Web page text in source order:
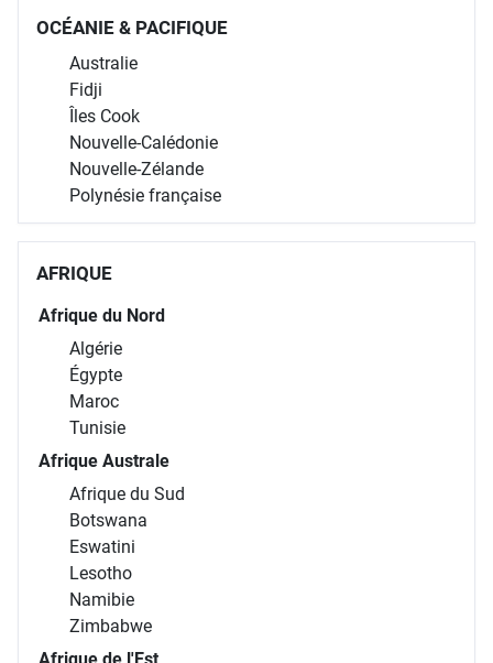
OCÉANIE & PACIFIQUE
Australie
Fidji
Îles Cook
Nouvelle-Calédonie
Nouvelle-Zélande
Polynésie française
AFRIQUE
Afrique du Nord
Algérie
Égypte
Maroc
Tunisie
Afrique Australe
Afrique du Sud
Botswana
Eswatini
Lesotho
Namibie
Zimbabwe
Afrique de l'Est